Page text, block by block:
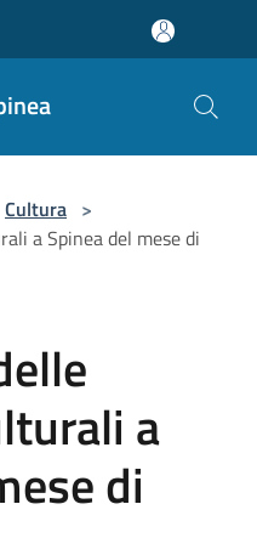
Cultura >
a Spinea del mese di
a
di